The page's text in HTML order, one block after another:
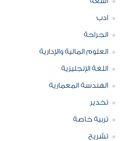
ادب
الجراحة
العلوم المالية والإدارية
اللغة الإنجليزية
الهندسة المعمارية
تخدير
تربية خاصة
تشريح